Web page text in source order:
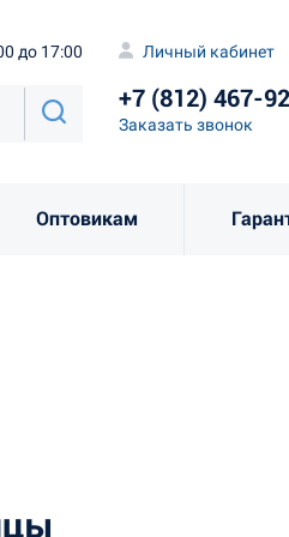
до 17:00 Личный кабинет
+7 (812) 467-
Заказать звонок
Оптовикам
Заказать